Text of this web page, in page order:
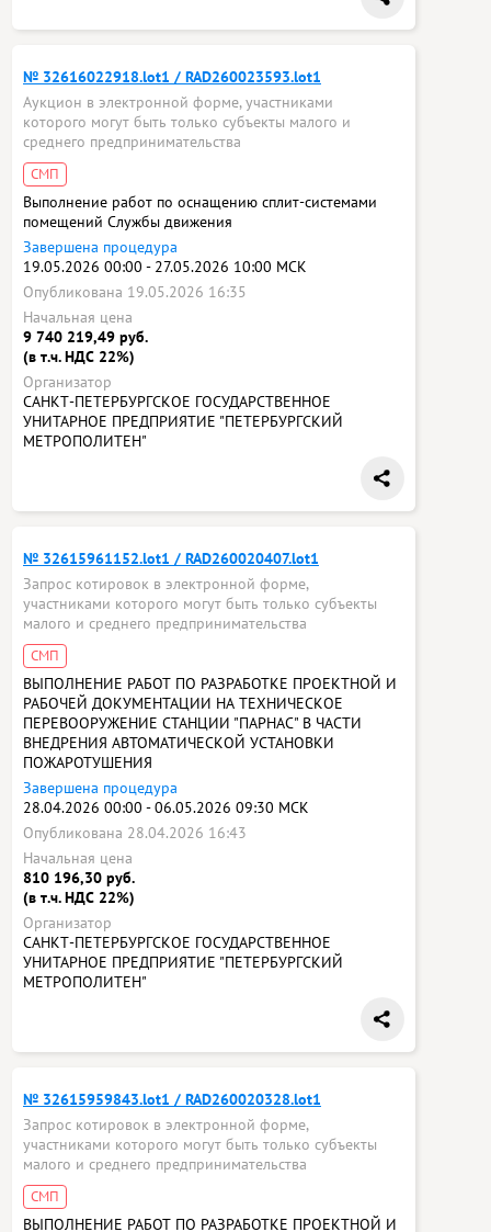
№ 32616022918.lot1 / RAD260023593.lot1
Аукцион в электронной форме, участниками
которого могут быть только субъекты малого и
среднего предпринимательства
СМП
Выполнение работ по оснащению сплит-системами
помещений Службы движения
Завершена процедура
19.05.2026 00:00 - 27.05.2026 10:00 МСК
Опубликована 19.05.2026 16:35
Начальная цена
9 740 219,49 руб.
(в т.ч. НДС 22%)
Организатор
САНКТ-ПЕТЕРБУРГСКОЕ ГОСУДАРСТВЕННОЕ
УНИТАРНОЕ ПРЕДПРИЯТИЕ "ПЕТЕРБУРГСКИЙ
МЕТРОПОЛИТЕН"
№ 32615961152.lot1 / RAD260020407.lot1
Запрос котировок в электронной форме,
участниками которого могут быть только субъекты
малого и среднего предпринимательства
СМП
ВЫПОЛНЕНИЕ РАБОТ ПО РАЗРАБОТКЕ ПРОЕКТНОЙ И
РАБОЧЕЙ ДОКУМЕНТАЦИИ НА ТЕХНИЧЕСКОЕ
ПЕРЕВООРУЖЕНИЕ СТАНЦИИ "ПАРНАС" В ЧАСТИ
ВНЕДРЕНИЯ АВТОМАТИЧЕСКОЙ УСТАНОВКИ
ПОЖАРОТУШЕНИЯ
Завершена процедура
28.04.2026 00:00 - 06.05.2026 09:30 МСК
Опубликована 28.04.2026 16:43
Начальная цена
810 196,30 руб.
(в т.ч. НДС 22%)
Организатор
САНКТ-ПЕТЕРБУРГСКОЕ ГОСУДАРСТВЕННОЕ
УНИТАРНОЕ ПРЕДПРИЯТИЕ "ПЕТЕРБУРГСКИЙ
МЕТРОПОЛИТЕН"
№ 32615959843.lot1 / RAD260020328.lot1
Запрос котировок в электронной форме,
участниками которого могут быть только субъекты
малого и среднего предпринимательства
СМП
ВЫПОЛНЕНИЕ РАБОТ ПО РАЗРАБОТКЕ ПРОЕКТНОЙ И